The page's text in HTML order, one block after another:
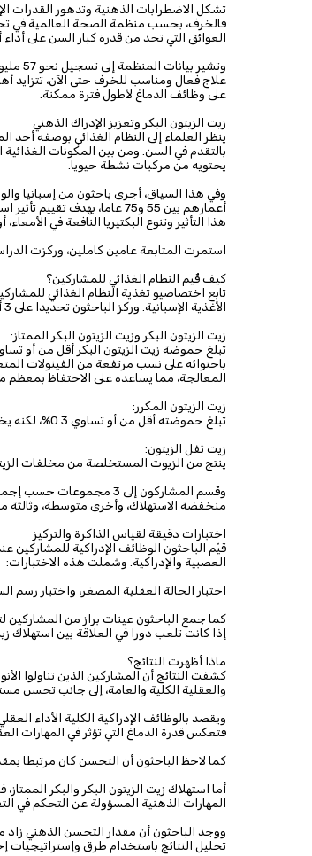
تشكل الاضطرابات الذهنية وتدهور القدرات
العوائق التي تحد من قدرة كبار السن على
علاج فعال ومناسب للخرف حتى الآن، تتزايد
على وظائف الدماغ لأطول فترة ممكنة.
زيت الزيتون البكر وتعزيز الإدراك الذهني
ينظر العلماء إلى النظام الغذائي بوصفه أحد
بالتقدم في السن. ومن بين المكونات الغذائية
يحتويه من مركبات نشطة حيويا.
أعمارهم بين 55 و75 عاما،
هذا التأثير وتنوع البكتيريا النافعة في الأمعاء،
استمرت المتابعة عامين كاملين، وركزت
كيف قُيم النظام الغذائي للمشاركين؟
تابع اختصاصيو تغذية النظام الغذائي
الأغذية الإسبانية. وركز الباحثون تحديدا على 3 أنواع من زيت الزيتون:
زيت الزيتون البكر وزيت الزيتون البكر الممتاز:
باحتوائه على نسب مرتفعة من الفينولات
المعالجة، مما يساعده على الاحتفاظ بمعظم
زيت الزيتون المكرر:
تبلغ حموضته أقل من أو تساوي 0.3%، لكنه يخضع لعمليات معالجة تفقده غالبية مكوناته النشطة حيويا.
زيت ثفل الزيتون:
ينتج من الزيوت المستخلصة من مخلفات
وقُسم المشاركون إلى 3
منخفضة الاستهلاك، وأخرى متوسطة، وثالثة
اختبارات دقيقة لقياس الذاكرة والتركيز
قيّم الباحثون الوظائف الإدراكية للمشاركين
العصبية والإدراكية. وشملت هذه الاختبارات:
اختبار الحالة العقلية المصغر، واختبار رسم
كما جمع الباحثون عينات براز من المشاركين
إذا كانت تلعب دورا في العلاقة بين استهلاك
ماذا أظهرت النتائج؟
كشفت النتائج أن المشاركين الذين تناولوا
والعقلية الكلية والعامة، إلى جانب تحسن
ويقصد بالوظائف الإدراكية الكلية الأداء
فتعكس قدرة الدماغ التي تؤثر في المهارات
كما لاحظ الباحثون أن التحسن كان مرتبطا
أما استهلاك زيت الزيتون البكر والبكر
المهارات الذهنية المسؤولة عن التحكم في
ووجد الباحثون أن مقدار التحسن الذهني زاد
تحليل النتائج باستخدام طرق وإستراتيجيات